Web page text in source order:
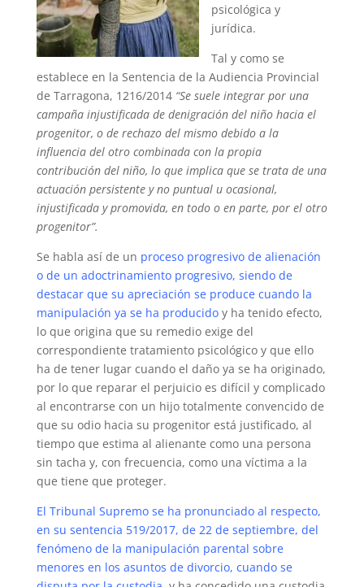
psicológica y
jurídica.
Tal y como se
establece en la Sentencia de la Audiencia Provincial
de Tarragona, 1216/2014 “Se suele integrar por una
campaña injustificada de denigración del niño hacia el
progenitor, o de rechazo del mismo debido a la
influencia del otro combinada con la propia
contribución del niño, lo que implica que se trata de una
actuación persistente y no puntual u ocasional,
injustificada y promovida, en todo o en parte, por el otro
progenitor”.
Se habla así de un proceso progresivo de alienación
o de un adoctrinamiento progresivo, siendo de
destacar que su apreciación se produce cuando la
manipulación ya se ha producidoy ha tenido efecto,
lo que origina que su remedio exige del
correspondiente tratamiento psicológico y que ello
ha de tener lugar cuando el daño ya se ha originado,
por lo que reparar el perjuicio es difícil y complicado
al encontrarse con un hijo totalmente convencido de
que su odio hacia su progenitor está justificado, al
tiempo que estima al alienante como una persona
sin tacha y, con frecuencia, como una víctima a la
que tiene que proteger.
El Tribunal Supremo se ha pronunciado al respecto,
en su sentencia 519/2017, de 22 de septiembre, del
fenómeno de la manipulación parental sobre
menores en los asuntos de divorcio, cuando se